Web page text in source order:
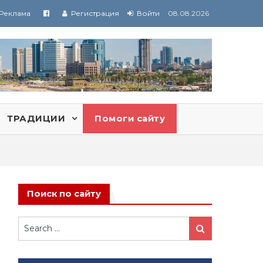
Реклама Регистрация Войти 08.08.2026
ТРАДИЦИИ Помоги сайту
Поиск по сайту
Search
for:
Search